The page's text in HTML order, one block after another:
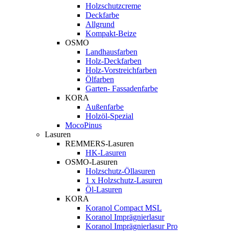
Holzschutzcreme
Deckfarbe
Allgrund
Kompakt-Beize
OSMO
Landhausfarben
Holz-Deckfarben
Holz-Vorstreichfarben
Ölfarben
Garten- Fassadenfarbe
KORA
Außenfarbe
Holzöl-Spezial
MocoPinus
Lasuren
REMMERS-Lasuren
HK-Lasuren
OSMO-Lasuren
Holzschutz-Öllasuren
1 x Holzschutz-Lasuren
Öl-Lasuren
KORA
Koranol Compact MSL
Koranol Imprägnierlasur
Koranol Imprägnierlasur Pro